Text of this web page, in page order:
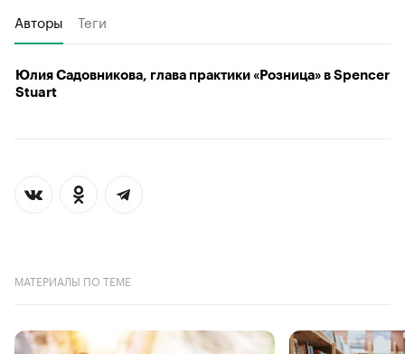
Авторы Теги
Юлия Садовникова, глава практики «Розница» в Spencer
Stuart
МАТЕРИАЛЫ ПО ТЕМЕ